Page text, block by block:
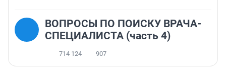
ВОПРОСЫ ПО ПОИСКУ ВРАЧА-
СПЕЦИАЛИСТА (часть 4)
714 124 907